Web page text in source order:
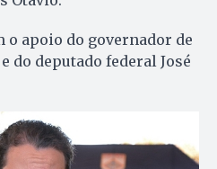
o apoio do governador de
do deputado federal José